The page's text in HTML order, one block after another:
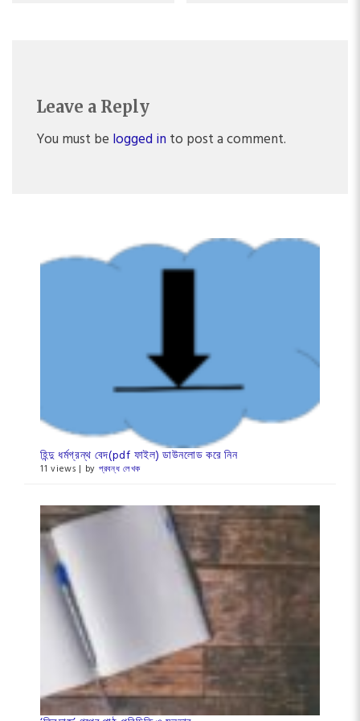
Leave a Reply
You must be logged in to post a comment.
হিন্দু ধর্মগ্রন্থ বেদ(pdf ফাইল) ডাউনলোড করে নিন
11 views | by প্রবন্ধ লেখক